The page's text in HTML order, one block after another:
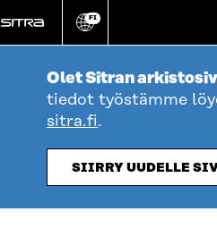
suoraan
sisältöön
Vaihda
kieli
FI
Olet Sitran
tiedot työstämme
sitra.fi.
SIIRRY UUDELLE